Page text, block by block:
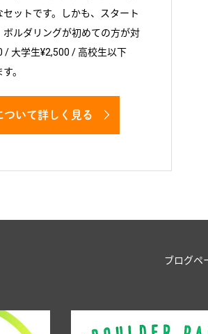
ットです。しかも、スタート
ボルダリングが初めての方が対
/ 大学生¥2,500 / 高校生以下
。
ついて詳しく見る
ブログペ